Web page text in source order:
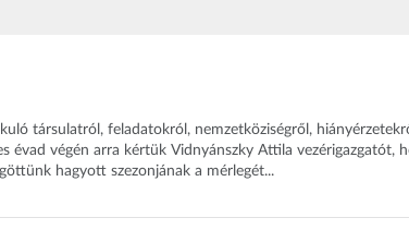
társulatról, feladatokról, nemzetköziségről,
évad végén arra kértük Vidnyánszky Attila vezérigazgatót,
hagyott szezonjának a mérlegét...